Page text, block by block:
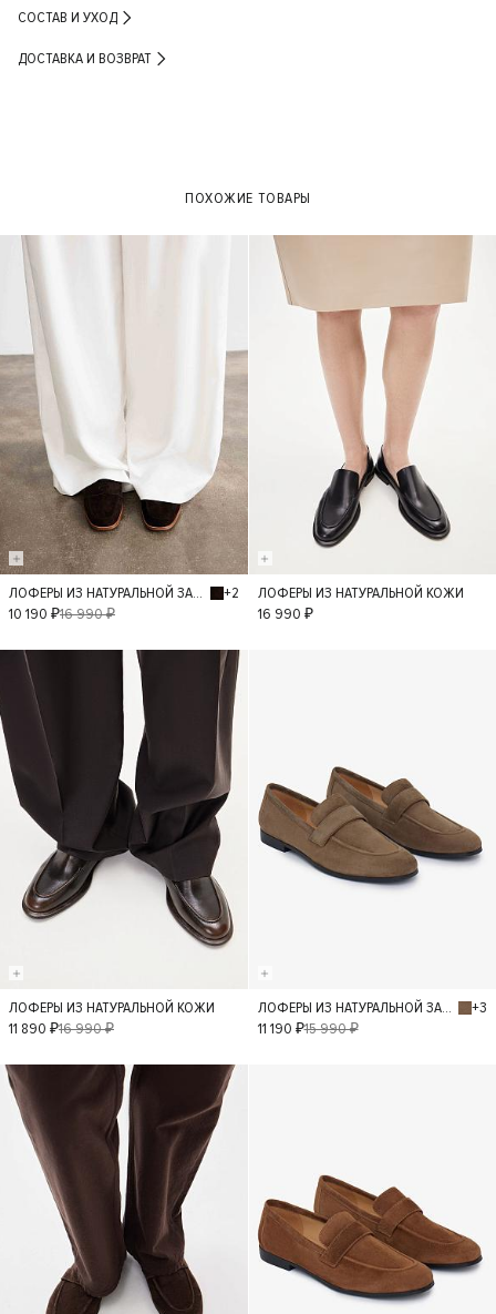
СОСТАВ И УХОД
ДОСТАВКА И ВОЗВРАТ
ПОХОЖИЕ ТОВАРЫ
40 36
38
39
ЛОФЕРЫ ИЗ НАТУРАЛЬНОЙ ЗАМШИ
+2
10 190 ₽16 990 ₽ 40
ЛОФЕРЫ ИЗ НАТУРАЛЬНОЙ КОЖИ
16 990 ₽
- 30%
40 36
38
39
ЛОФЕРЫ ИЗ НАТУРАЛЬНОЙ КОЖИ
11 890 ₽16 990 ₽ 36 37
ЛОФЕРЫ ИЗ НАТУРАЛЬНОЙ ЗАМШИ
+3
11 190 ₽15 990 ₽
- 30%